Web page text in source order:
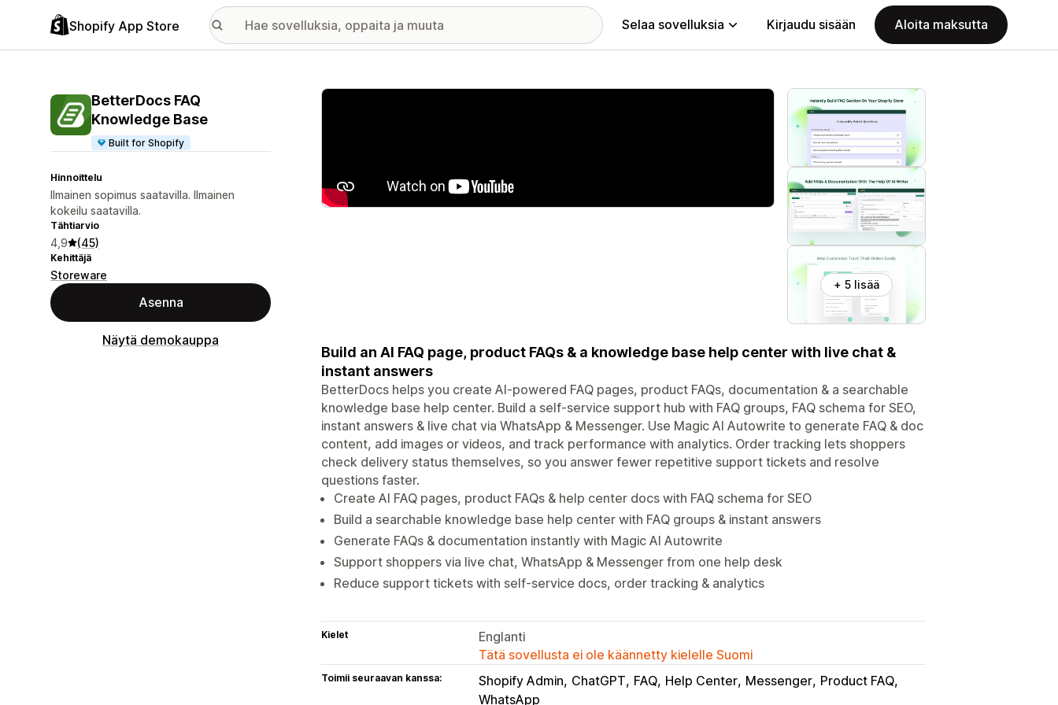
Shopify App Store Selaa sovelluksia Kirjaudu sisään Aloita maksutta
BetterDocs FAQ
Knowledge Base
Built for Shopify
Hinnoittelu
Ilmainen sopimus saatavilla. Ilmainen
kokeilu saatavilla.
Tähtiarvio
4,9 (45)
Kehittäjä
Storeware
Asenna
Näytä demokauppa
Esittelykuvagalleria
+ 5 lisää
Build an AI FAQ page, product FAQs & a knowledge base help center with live chat &
instant answers
BetterDocs helps you create AI-powered FAQ pages, product FAQs, documentation & a searchable
knowledge base help center. Build a self-service support hub with FAQ groups, FAQ schema for SEO,
instant answers & live chat via WhatsApp & Messenger. Use Magic AI Autowrite to generate FAQ & doc
content, add images or videos, and track performance with analytics. Order tracking lets shoppers
check delivery status themselves, so you answer fewer repetitive support tickets and resolve
questions faster.
Create AI FAQ pages, product FAQs & help center docs with FAQ schema for SEO
Build a searchable knowledge base help center with FAQ groups & instant answers
Generate FAQs & documentation instantly with Magic AI Autowrite
Support shoppers via live chat, WhatsApp & Messenger from one help desk
Reduce support tickets with self-service docs, order tracking & analytics
Kielet
Englanti
Tätä sovellusta ei ole käännetty kielelle Suomi
Toimii seuraavan kanssa: Shopify Admin ChatGPT FAQ Help Center Messenger Product FAQ
WhatsApp